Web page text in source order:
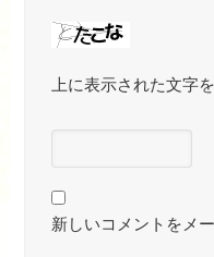
上に表示された文字
新しいコメントをメ